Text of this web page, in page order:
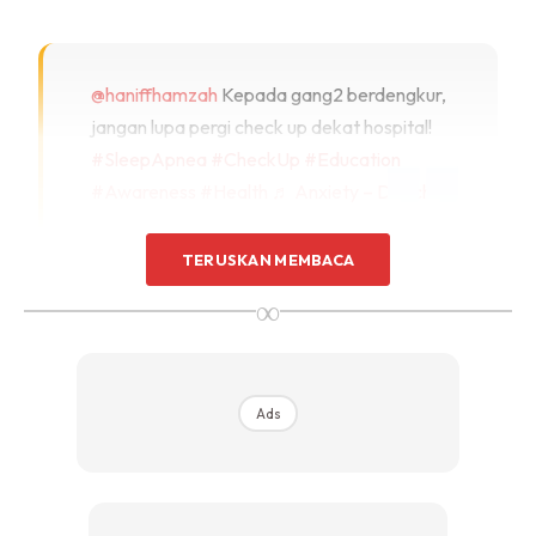
@haniffhamzah Kepada gang2 berdengkur,
jangan lupa pergi check up dekat hospital!
Ads
TERUSKAN MEMBACA
∞
Ads